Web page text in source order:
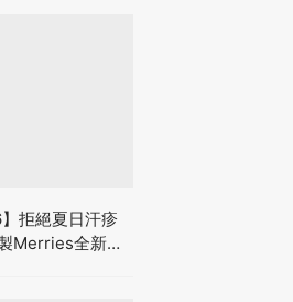
拒絕夏日汗疹
Merries全新超